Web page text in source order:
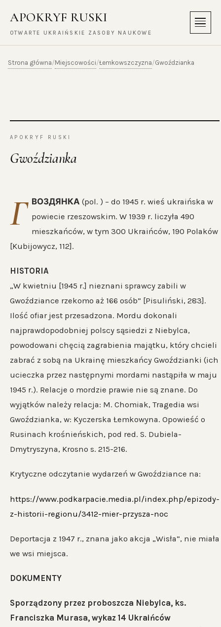
APOKRYF RUSKI
OTWARTE UKRAIŃSKIE ZASOBY NAUKOWE
Menu
Strona główna/Miejscowości/Łemkowszczyzna/Gwoździanka
APOKRYF RUSKI
Gwoździanka
Г ВОЗДЯНКА (pol. ) – do 1945 r. wieś ukraińska w
powiecie rzeszowskim. W 1939 r. liczyła 490
mieszkańców, w tym 300 Ukraińców, 190 Polaków
[Kubijowycz, 112].
HISTORIA
„W kwietniu [1945 r.] nieznani sprawcy zabili w
Gwoździance rzekomo aż 166 osób” [Pisuliński, 283].
Ilość ofiar jest przesadzona. Mordu dokonali
najprawdopodobniej polscy sąsiedzi z Niebylca,
powodowani chęcią zagrabienia majątku, który chcieli
zabrać z sobą na Ukrainę mieszkańcy Gwoździanki (ich
ucieczka przez następnymi mordami nastąpiła w maju
1945 r.). Relacje o mordzie prawie nie są znane. Do
wyjątków należy relacja: M. Chomiak, Tragedia wsi
Gwoździanka, w: Kyczerska Łemkowyna. Opowieść o
Rusinach krośnieńskich, pod red. S. Dubiela-
Dmytryszyna, Krosno s. 215-216.
Krytyczne odczytanie wydarzeń w Gwoździance na:
https://www.podkarpacie.media.pl/index.php/epizody-
z-historii-regionu/3412-mier-przysza-noc
Deportacja z 1947 r., znana jako akcja „Wisła”, nie miała
we wsi miejsca.
DOKUMENTY
Sporządzony przez proboszcza Niebylca, ks.
Franciszka Murasa, wykaz 14 Ukraińców